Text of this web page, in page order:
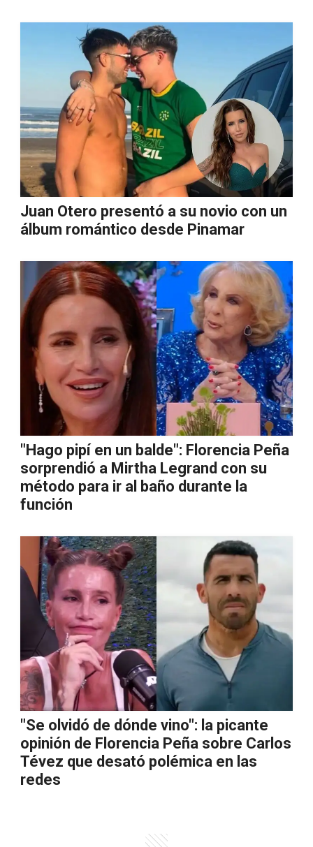
Juan Otero presentó a su novio con un
álbum romántico desde Pinamar
"Hago pipí en un balde": Florencia Peña
sorprendió a Mirtha Legrand con su
método para ir al baño durante la
función
"Se olvidó de dónde vino": la picante
opinión de Florencia Peña sobre Carlos
Tévez que desató polémica en las
redes